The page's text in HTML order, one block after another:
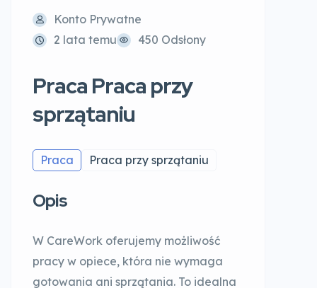
Konto Prywatne
2 lata temu
450 Odsłony
Praca Praca przy
sprzątaniu
Praca Praca przy sprzątaniu
Opis
W CareWork oferujemy możliwość
pracy w opiece, która nie wymaga
gotowania ani sprzątania. To idealna